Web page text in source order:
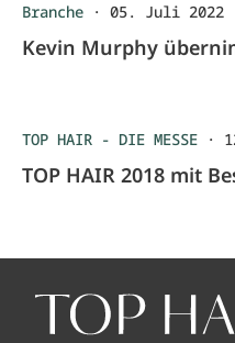
Branche · 05. Juli 2022
Kevin Murphy
TOP HAIR - DIE MESSE ·
TOP HAIR 2018 mit